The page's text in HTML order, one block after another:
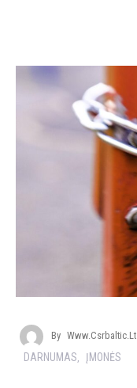
By Www.csrbaltic.lt
DARNUMAS ĮMONĖS